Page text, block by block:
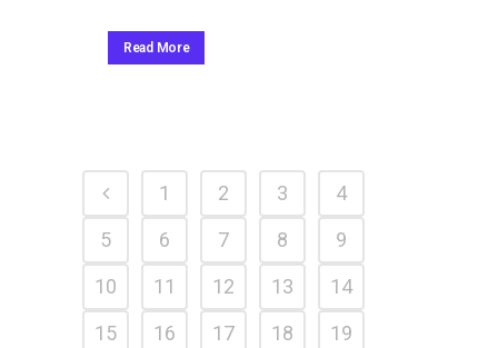
Read More
1 2 3
4
5
6 7 8
9
10
11 12 13
14
15
16 17 18
19